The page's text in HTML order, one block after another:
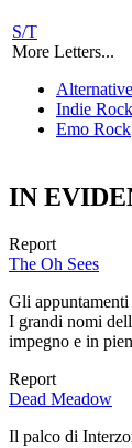
S/T
More Letters...
Indie Rock
Emo Rock
IN
Report
The Oh Sees
Gli
I grandi nomi
impegno e in
Report
Dead Meadow
Il palco di